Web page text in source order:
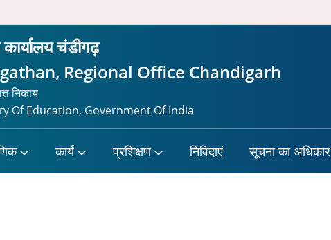
चंडीगढ़
Regional Office Chandigarh
निकाय
Of Education, Government Of India
कार्य प्रशिक्षण निविदाएं सूचना का अधिकार